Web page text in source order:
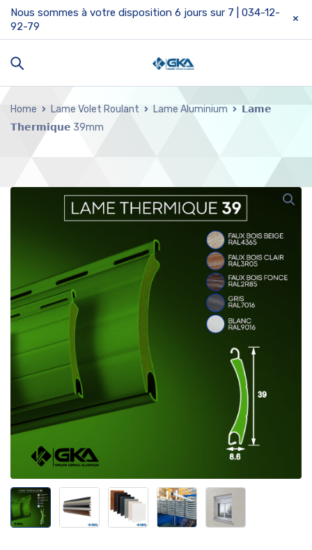
Nous sommes à votre disposition 6 jours sur 7 | 034-12-
92-79
Home Lame Volet Roulant Lame Aluminium
𝗟𝗮𝗺𝗲
𝗧𝗵𝗲𝗿𝗺𝗶𝗾𝘂𝗲 39mm